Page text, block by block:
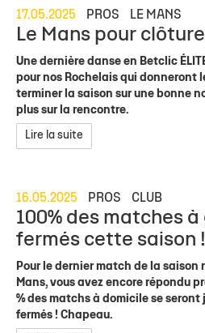
17.05.2025 PROS LE MANS
Le Mans pour
Une dernière danse en Betclic
pour nos Rochelais qui donneront
terminer la saison sur une bonne
plus sur la rencontre.
Lire la suite
16.05.2025 PROS CLUB
100% des matches
fermés cette saison !
Pour le dernier match de la saison
Mans, vous avez encore répondu
% des matchs à domicile se seront
fermés ! Chapeau.